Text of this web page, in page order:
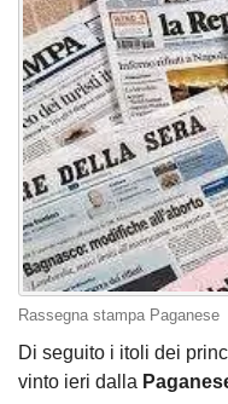
Rassegna stampa Paganese
Di seguito i itoli dei
vinto ieri dalla